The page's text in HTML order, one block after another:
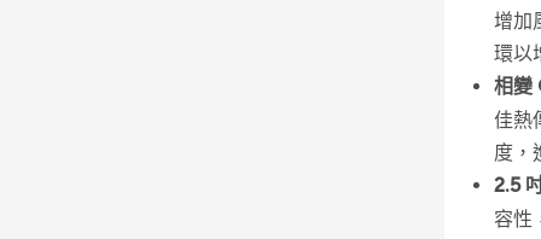
增加
環以
相變
佳熱
度，
2.5
容性